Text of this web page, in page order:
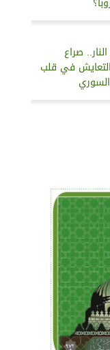
صراع
في قلب
السوري